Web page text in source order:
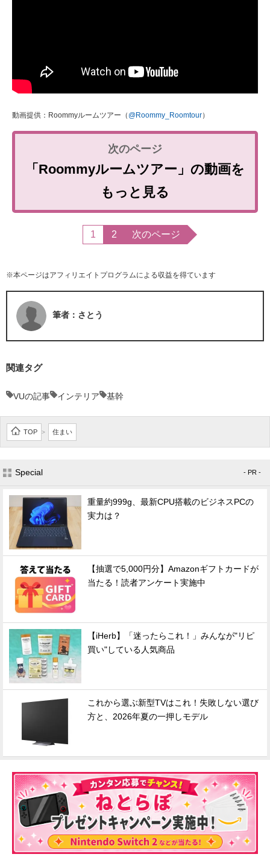
動画提供：Roommyルームツアー（ @Roommy_Roomtour）
「Roommyルームツアー」の動画を
もっと見る
1 2 次のページ
※本ページはアフィリエイトプログラムによる収益を得ています
筆者：さとう
関連タグ
VUの記事 インテリア 基幹
TOP > 住まい
Special - PR -
重量約999g、最新CPU搭載のビジネスPCの
実力は？
【抽選で5,000円分】Amazonギフトカードが
当たる！読者アンケート実施中
【iHerb】「迷ったらこれ！」みんなが"リピ
買い"している人気商品
これから選ぶ新型TVはこれ！失敗しない選び
方と、2026年夏の一押しモデル